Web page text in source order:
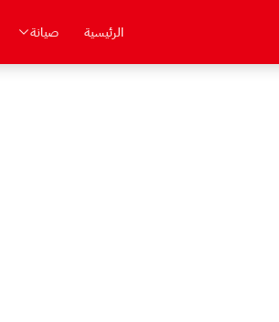
الرئيسية صيانة